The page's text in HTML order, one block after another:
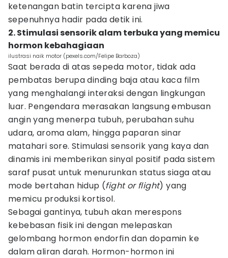
ketenangan batin tercipta karena jiwa
sepenuhnya hadir pada detik ini.
2. Stimulasi sensorik alam terbuka yang memicu
hormon kebahagiaan
ilustrasi naik motor (pexels.com/Felipe Barboza)
Saat berada di atas sepeda motor, tidak ada
pembatas berupa dinding baja atau kaca film
yang menghalangi interaksi dengan lingkungan
luar. Pengendara merasakan langsung embusan
angin yang menerpa tubuh, perubahan suhu
udara, aroma alam, hingga paparan sinar
matahari sore. Stimulasi sensorik yang kaya dan
dinamis ini memberikan sinyal positif pada sistem
saraf pusat untuk menurunkan status siaga atau
mode bertahan hidup (fight or flight) yang
memicu produksi kortisol.
Sebagai gantinya, tubuh akan merespons
kebebasan fisik ini dengan melepaskan
gelombang hormon endorfin dan dopamin ke
dalam aliran darah. Hormon-hormon ini